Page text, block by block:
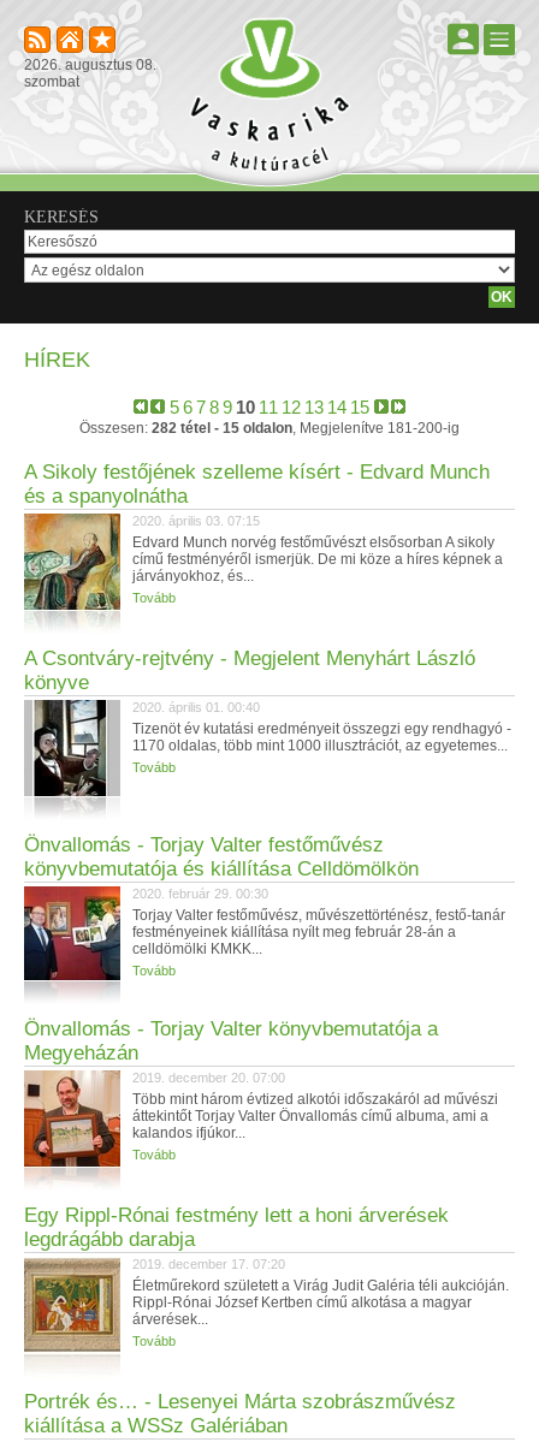
2026. augusztus 08.
szombat
KERESÉS
HÍREK
56789 10 11 12 13 14 15
Összesen: 282 tétel - 15 oldalon, Megjelenítve 181-200-ig
A Sikoly festőjének szelleme kísért - Edvard Munch
és a spanyolnátha
2020. április 03. 07:15
Edvard Munch norvég festőművészt elsősorban A sikoly
című festményéről ismerjük. De mi köze a híres képnek a
járványokhoz, és...
Tovább
A Csontváry-rejtvény - Megjelent Menyhárt László
könyve
2020. április 01. 00:40
Tizenöt év kutatási eredményeit összegzi egy rendhagyó -
1170 oldalas, több mint 1000 illusztrációt, az egyetemes...
Tovább
Önvallomás - Torjay Valter festőművész
könyvbemutatója és kiállítása Celldömölkön
2020. február 29. 00:30
Torjay Valter festőművész, művészettörténész, festő-tanár
festményeinek kiállítása nyílt meg február 28-án a
celldömölki KMKK...
Tovább
Önvallomás - Torjay Valter könyvbemutatója a
Megyeházán
2019. december 20. 07:00
Több mint három évtized alkotói időszakáról ad művészi
áttekintőt Torjay Valter Önvallomás című albuma, ami a
kalandos ifjúkor...
Tovább
Egy Rippl-Rónai festmény lett a honi árverések
legdrágább darabja
2019. december 17. 07:20
Életműrekord született a Virág Judit Galéria téli aukcióján.
Rippl-Rónai József Kertben című alkotása a magyar
árverések...
Tovább
Portrék és… - Lesenyei Márta szobrászművész
kiállítása a WSSz Galériában